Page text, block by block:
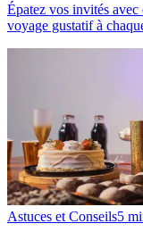
Épatez vos invités
voyage gustatif à
Astuces et Conseils5